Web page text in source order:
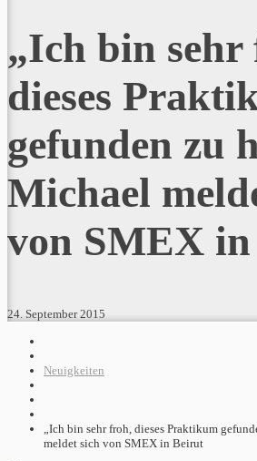
„Ich bin sehr
dieses
gefunden zu
Michael
von SMEX
24. September 2015
Neuigkeiten
„Ich bin sehr froh, dieses Praktikum
meldet sich von SMEX in Beirut